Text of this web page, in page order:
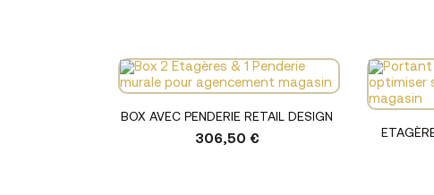
Voir le produit
BOX AVEC PENDERIE RETAIL DESIGN
306,50 €